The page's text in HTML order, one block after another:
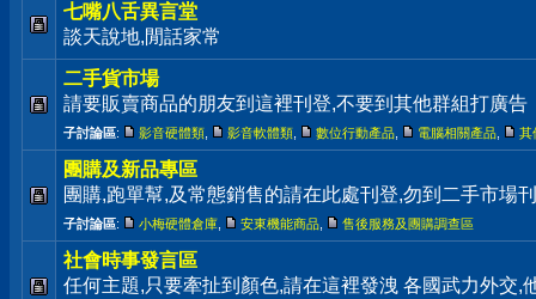
七嘴八舌異言堂
談天說地,閒話家常
二手貨市場
請要販賣商品的朋友到這裡刊登,不要到其他群組打廣告
子討論區: 影音硬體類 影音軟體類 數位行動產品 電腦相關產品 其
團購及新品專區
團購,跑單幫,及常態銷售的請在此處刊登,勿到二手市場
子討論區: 小梅硬體倉庫 安東機能商品 售後服務及團購調查區
社會時事發言區
任何主題,只要牽扯到顏色,請在這裡發洩 各國武力外交,